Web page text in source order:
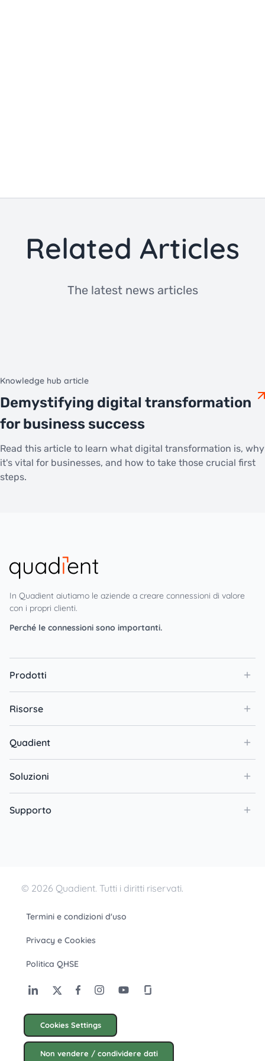
Related Articles
The latest news articles
Knowledge hub article
Demystifying digital transformation
for business success
Read this article to learn what digital transformation is, why
it's vital for businesses, and how to take those crucial first
steps.
In Quadient aiutiamo le aziende a creare connessioni di valore
con i propri clienti.
Perché le connessioni sono importanti.
Prodotti
Risorse
Quadient
Soluzioni
Supporto
© 2026 Quadient. Tutti i diritti riservati.
Termini e condizioni d'uso
Privacy e Cookies
Politica QHSE
Cookies Settings
Non vendere / condividere dati